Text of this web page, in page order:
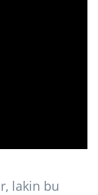
lakin bu